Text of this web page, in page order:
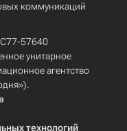
коммуникаций
57640
унитарное
агентство
технологий